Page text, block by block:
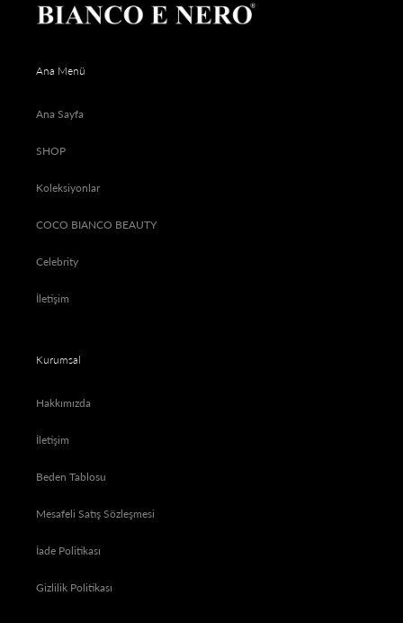
Ana Menü
Ana Sayfa
SHOP
Koleksiyonlar
COCO BIANCO BEAUTY
Celebrity
İletişim
Kurumsal
Hakkımızda
İletişim
Beden Tablosu
Mesafeli Satış Sözleşmesi
İade Politikası
Gizlilik Politikası